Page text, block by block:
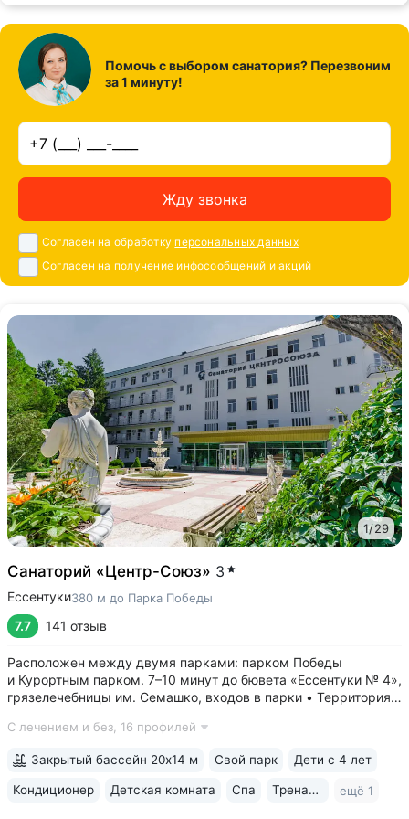
Помочь с выбором санатория? Перезвоним
за 1 минуту!
Жду звонка
Согласен на обработку персональных данных
Согласен на получение инфосообщений и акций
1/29
Санаторий «Центр-Союз» 3
Ессентуки380 м до Парка Победы
7.7 141 отзыв
Расположен между двумя парками: парком Победы
и Курортным парком. 7–10 минут до бювета «Ессентуки № 4»,
грязелечебницы им. Семашко, входов в парки • Территория
фонтанами, скульптурами, беседками и уличными
С лечением и без, 16 профилей
Закрытый бассейн 20х14 м Свой парк Дети с 4 лет
Кондиционер Детская комната Спа Тренажерный зал ещё 1